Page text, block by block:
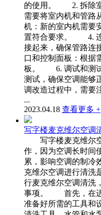
的使用。 2. 拆除室
需要将室内机和管
机：新的室内机需要
置符合要求。 4. 连
接起来，确保管路
口和控制面板：根据
板。 6. 调试和测试
测试，确保空调能
调改造过程中，需
...
2023.04.18 查看更多 +
写字楼麦克维尔空调
写字楼麦克维尔空
作，因为空调长时间
累，影响空调的制冷
克维尔空调进行清洗
行麦克维尔空调清洗
事项。 首先，在进
准备好所需的工具和